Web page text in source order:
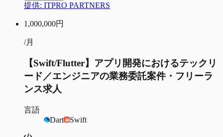
提供: ITPRO PARTNERS
1,000,000円
/月
【Swift/Flutter】アプリ開発におけるテックリ
ード／エンジニアの業務委託案件・フリーラ
ンス求人
言語
Dart
Swift